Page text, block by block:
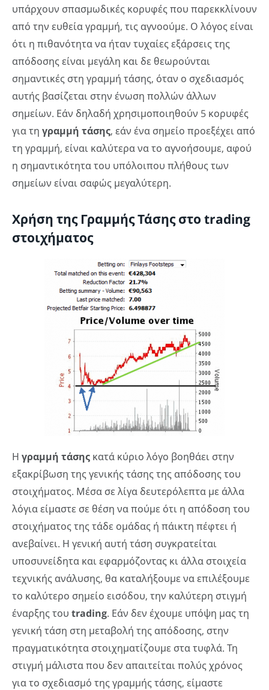
υπάρχουν σπασμωδικές κορυφές που παρεκκλίνουν
από την ευθεία γραμμή, τις αγνοούμε. Ο λόγος είναι
ότι η πιθανότητα να ήταν τυχαίες εξάρσεις της
απόδοσης είναι μεγάλη και δε θεωρούνται
σημαντικές στη γραμμή τάσης, όταν ο σχεδιασμός
αυτής βασίζεται στην ένωση πολλών άλλων
σημείων. Εάν δηλαδή χρησιμοποιηθούν 5 κορυφές
για τη γραμμή τάσης, εάν ένα σημείο προεξέχει από
τη γραμμή, είναι καλύτερα να το αγνοήσουμε, αφού
η σημαντικότητα του υπόλοιπου πλήθους των
σημείων είναι σαφώς μεγαλύτερη.
Χρήση της Γραμμής Τάσης στο trading
στοιχήματος
Η γραμμή τάσης κατά κύριο λόγο βοηθάει στην
εξακρίβωση της γενικής τάσης της απόδοσης του
στοιχήματος. Μέσα σε λίγα δευτερόλεπτα με άλλα
λόγια είμαστε σε θέση να πούμε ότι η απόδοση του
στοιχήματος της τάδε ομάδας ή πάικτη πέφτει ή
ανεβαίνει. Η γενική αυτή τάση συγκρατείται
υποσυνείδητα και εφαρμόζοντας κι άλλα στοιχεία
τεχνικής ανάλυσης, θα καταλήξουμε να επιλέξουμε
το καλύτερο σημείο εισόδου, την καλύτερη στιγμή
έναρξης του trading. Εάν δεν έχουμε υπόψη μας τη
γενική τάση στη μεταβολή της απόδοσης, στην
πραγματικότητα στοιχηματίζουμε στα τυφλά. Τη
στιγμή μάλιστα που δεν απαιτείται πολύς χρόνος
για το σχεδιασμό της γραμμής τάσης, είμαστε